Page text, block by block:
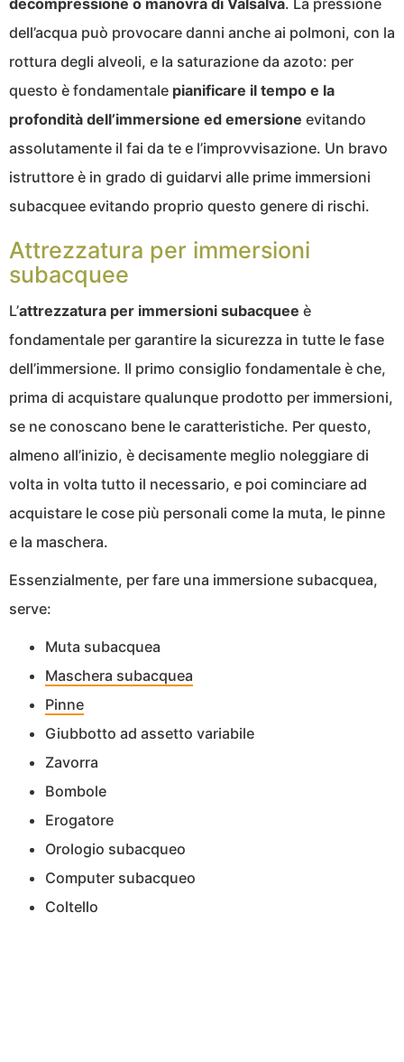
dell’acqua può provocare danni anche ai polmoni, con la
rottura degli alveoli, e la saturazione da azoto: per
questo è fondamentale pianificare il tempo e la
profondità dell’immersione ed emersione evitando
assolutamente il fai da te e l’improvvisazione. Un bravo
istruttore è in grado di guidarvi alle prime immersioni
subacquee evitando proprio questo genere di rischi.
Attrezzatura per immersioni
subacquee
L’attrezzatura per immersioni subacquee è
fondamentale per garantire la sicurezza in tutte le fase
dell’immersione. Il primo consiglio fondamentale è che,
prima di acquistare qualunque prodotto per immersioni,
se ne conoscano bene le caratteristiche. Per questo,
almeno all’inizio, è decisamente meglio noleggiare di
volta in volta tutto il necessario, e poi cominciare ad
acquistare le cose più personali come la muta, le pinne
e la maschera.
Essenzialmente, per fare una immersione subacquea,
serve:
Muta subacquea
Maschera subacquea
Pinne
Giubbotto ad assetto variabile
Zavorra
Bombole
Erogatore
Orologio subacqueo
Computer subacqueo
Coltello